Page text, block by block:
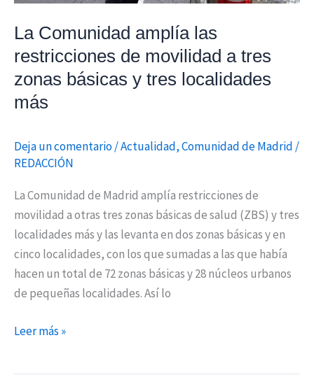
La Comunidad amplía las
restricciones de movilidad a tres
zonas básicas y tres localidades
más
Deja un comentario/Actualidad,Comunidad de Madrid /
REDACCIÓN
La Comunidad de Madrid amplía restricciones de
movilidad a otras tres zonas básicas de salud (ZBS) y tres
localidades más y las levanta en dos zonas básicas y en
cinco localidades, con los que sumadas a las que había
hacen un total de 72 zonas básicas y 28 núcleos urbanos
de pequeñas localidades. Así lo
y
tres
localidades
más
Leer más »